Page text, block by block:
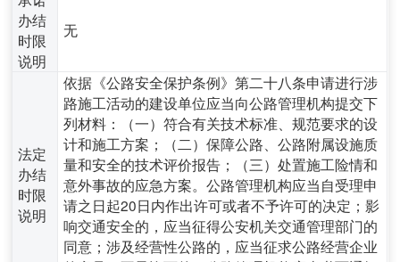
办结
时限
说明
无
法定
办结
时限
说明
依据《公路安全保护条例》第二十八条申请进行涉
路施工活动的建设单位应当向公路管理机构提交下
列材料：（一）符合有关技术标准、规范要求的设
计和施工方案；（二）保障公路、公路附属设施质
量和安全的技术评价报告；（三）处置施工险情和
意外事故的应急方案。公路管理机构应当自受理申
请之日起20日内作出许可或者不予许可的决定；影
响交通安全的，应当征得公安机关交通管理部门的
同意；涉及经营性公路的，应当征求公路经营企业